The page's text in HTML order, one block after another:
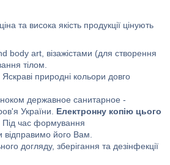
та висока якість продукції цінують
body art, візажістами (для створення
тілом.
природні кольори довго
державное санитарное -
України. Електронну копію цього
Під час формування
відправимо його Вам.
догляду, зберігання та дезінфекції